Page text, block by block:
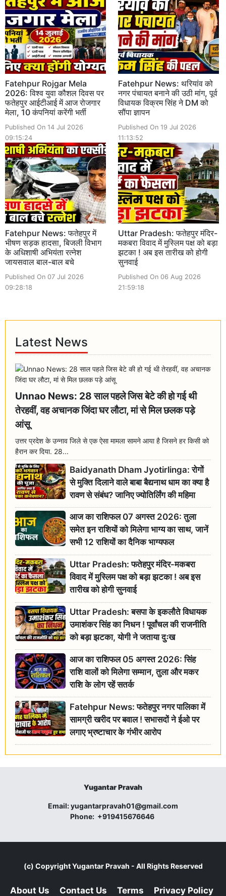
Fatehpur Rojgar Mela
2026: विश्व युवा कौशल दिवस पर
फतेहपुर आईटीआई में आज रोजगार
मेला, 10 कंपनियां करेंगी भर्ती
Published On 14 Jul 2026
09:15:24
Fatehpur News: थरियांव को
नगर पंचायत बनाने की उठी मांग, पूर्व
विधायक विक्रम सिंह ने DM को
सौंपा ज्ञापन
Published On 19 Jul 2026
11:13:52
Fatehpur News: फतेहपुर में
भीषण सड़क हादसा, बिजली विभाग
के अधिशाषी अभियंता रत्नेश
जायसवाल बाल-बाल बचे
Published On 07 Jul 2026
09:28:18
Uttar Pradesh: फतेहपुर मंदिर-
मकबरा विवाद में मुस्लिम पक्ष को बड़ा
झटका ! अब इस तारीख को होगी
सुनवाई
Published On 06 Aug 2026
21:59:18
Latest News
Unnao News: 28 साल पहले जिस बेटे की हो गई थी
तेरहवीं, वह अचानक जिंदा घर लौटा, मां से मिल छलक पड़े
आंसू
उत्तर प्रदेश के उन्नाव जिले से एक ऐसा मामला सामने आया है जिसने हर किसी को
हैरान कर दिया. 28...
Baidyanath Dham Jyotirlinga: रोगों
से मुक्ति दिलाने वाले बाबा बैद्यनाथ धाम का क्या है
रावण से संबंध? जानिए ज्योतिर्लिंग की महिमा
आज का राशिफल 07 अगस्त 2026: तुला
समेत इन राशियों को मिलेगा भाग्य का साथ, जानें
सभी 12 राशियों का दैनिक भाग्यफल
Uttar Pradesh: फतेहपुर मंदिर-मकबरा
विवाद में मुस्लिम पक्ष को बड़ा झटका ! अब इस
तारीख को होगी सुनवाई
Uttar Pradesh: बसपा के इकलौते विधायक
उमाशंकर सिंह का निधन ! पूर्वांचल की राजनीति
को बड़ा झटका, योगी ने जताया दुःख
आज का राशिफल 05 अगस्त 2026: सिंह
राशि वालों को मिलेगा सम्मान, तुला और मकर
राशि के लोग रहें सतर्क
Fatehpur News: फतेहपुर नगर पालिका में
सामग्री खरीद पर बवाल ! सभासदों ने ईओ पर
लगाए भ्रष्टाचार के गंभीर आरोप
Yugantar Pravah
Email:yugantarpravah01@gmail.com
Phone: +919415676646
(c) CopyrightYugantar Pravah - All Rights Reserved
About Us Contact Us Terms Privacy Policy